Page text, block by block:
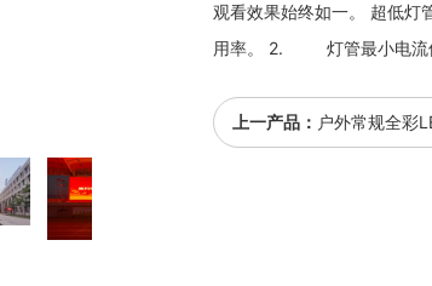
观看效果始终如一。 超低
用率。 2. 灯管最小电流
上一产品： 户外常规全彩